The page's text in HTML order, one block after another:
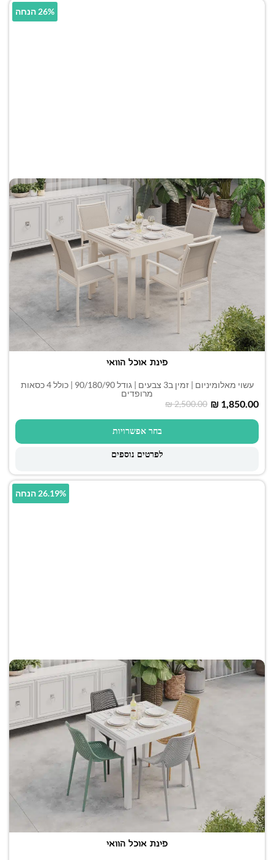
26% הנחה
פינת אוכל הוואי
עשוי מאלומיניום | זמין ב3 צבעים | גודל 90/180/90 | כולל 4 כסאות
מרופדים
₪2,500.00 ₪ 1,850.00
בחר אפשרויות
לפרטים נוספים
26.19% הנחה
פינת אוכל הוואי